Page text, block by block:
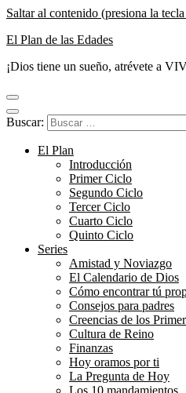
Saltar al contenido (presiona la
El Plan de las Edades
¡Dios tiene un sueño, atrévete a
Buscar:
El Plan
Introducción
Primer Ciclo
Segundo Ciclo
Tercer Ciclo
Cuarto Ciclo
Quinto Ciclo
Series
Amistad y Noviazgo
El Calendario de Dios
Cómo encontrar tú
Consejos para padres
Creencias de los
Cultura de Reino
Finanzas
Hoy oramos por ti
La Pregunta de Hoy
Los 10 mandamientos